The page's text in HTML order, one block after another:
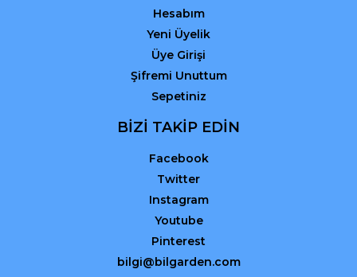
Hesabım
Yeni Üyelik
Üye Girişi
Şifremi Unuttum
Sepetiniz
BİZİ TAKİP EDİN
Facebook
Twitter
Instagram
Youtube
Pinterest
bilgi@bilgarden.com